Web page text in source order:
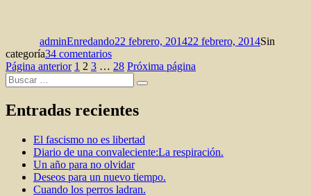
adminEnredando22 febrero, 201422 febrero, 2014Sin
categoría34 comentariosen
Murió
poeta,
del
Paginación
de
entradas
Página anterior Página
1 Página
2 Página
3 … Página
28 Próxima página
Buscar
por:
Buscar
Entradas recientes
El fascismo no es libertad
Diario de una convaleciente:La respiración.
Un año para no olvidar
Deseos para un nuevo tiempo.
Cuando los perros ladran.